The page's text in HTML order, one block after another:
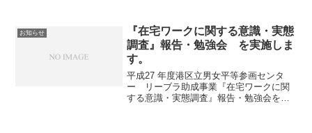
お知らせ
『在宅ワークに関する意識・実態
調査』報告・勉強会 を実施しま
す。
平成27 年度港区立男女平等参画センタ
ー リーブラ助成事業『在宅ワークに関
する意識・実態調査』報告・勉強会を実